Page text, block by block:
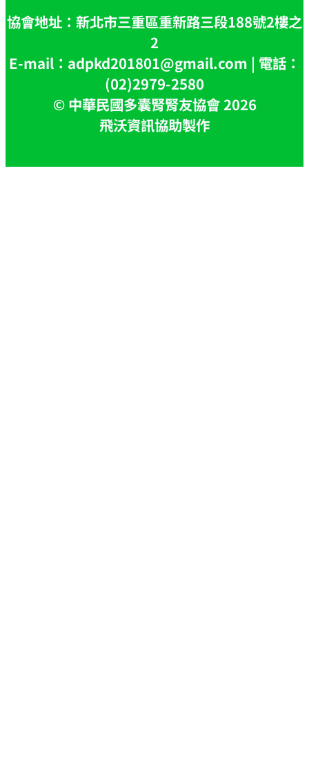
協會地址：新北市三重區重新路三段188號2樓之
2
E-mail：adpkd201801@gmail.com | 電話：
(02)2979-2580
© 中華民國多囊腎腎友協會 2026
飛沃資訊協助製作